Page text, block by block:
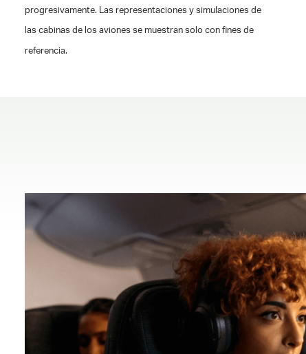
progresivamente. Las representaciones y simulaciones de
las cabinas de los aviones se muestran solo con fines de
referencia.